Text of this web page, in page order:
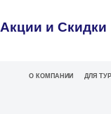
Акции и Скидки
О КОМПАНИИ ДЛЯ